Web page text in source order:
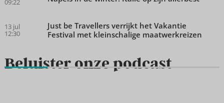
09:22
13 jul
12:30
Just be Travellers verrijkt het Vakantie
Festival met kleinschalige maatwerkreizen
Beluister onze podcast